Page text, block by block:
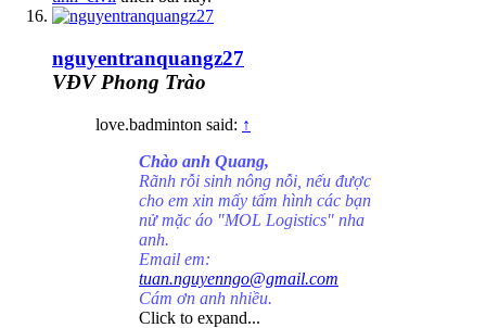
nguyentranquangz27
VĐV Phong Trào
love.badminton said: ↑
Chào anh Quang,
Rãnh rỗi sinh nông nỗi, nếu được
cho em xin mấy tấm hình các bạn
nử mặc áo "MOL Logistics" nha
anh.
Email em:
tuan.nguyenngo@gmail.com
Cám ơn anh nhiều.
Click to expand...